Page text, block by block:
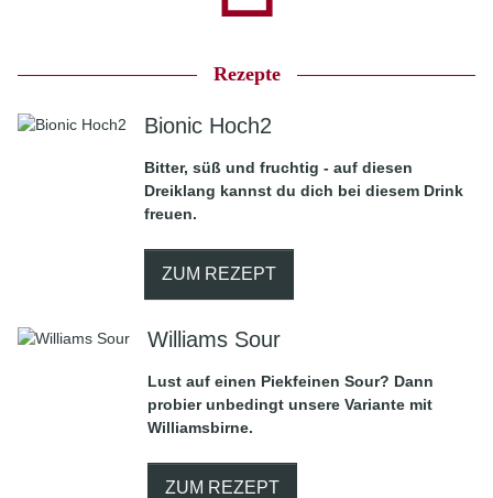
Rezepte
Bionic Hoch2
Bitter, süß und fruchtig - auf diesen
Dreiklang kannst du dich bei diesem Drink
freuen.
ZUM REZEPT
Williams Sour
Lust auf einen Piekfeinen Sour? Dann
probier unbedingt unsere Variante mit
Williamsbirne.
ZUM REZEPT